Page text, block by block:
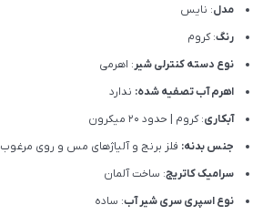
مدل: نایس
رنگ: کروم
نوع دسته کنترلی شیر: اهرمی
اهرم آب تصفیه شده: ندارد
آبکاری: کروم | حدود 20 میکرون
جنس بدنه: فلز برنج و آلیاژهای مس و روی مرغوب
سرامیک کاتریج: ساخت آلمان
نوع اسپری سری شیر آب: ساده